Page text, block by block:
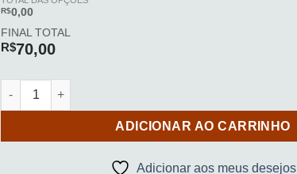
R$0,00
FINAL TOTAL
R$70,00
Caderno Argolado (Ondas 01) quantidade
ADICIONAR AO CARRINHO
Adicionar aos meus desejos